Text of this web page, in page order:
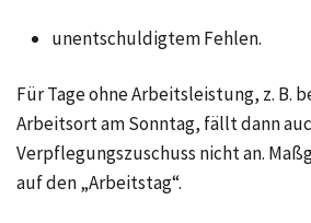
unentschuldigtem Fehlen.
Für Tage ohne Arbeitsleistung, z. B.
Arbeitsort am Sonntag, fällt dann
Verpflegungszuschuss nicht an.
auf den „Arbeitstag“.